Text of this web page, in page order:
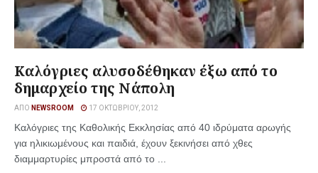
Καλόγριες αλυσοδέθηκαν έξω από το
δημαρχείο της Νάπολη
ΑΠΌ NEWSROOM 17 ΟΚΤΩΒΡΊΟΥ, 2012
Καλόγριες της Καθολικής Εκκλησίας από 40 ιδρύματα αρωγής
για ηλικιωμένους και παιδιά, έχουν ξεκινήσει από χθες
διαμμαρτυρίες μπροστά από το ...